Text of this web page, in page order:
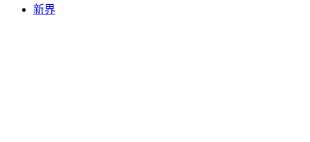
新界